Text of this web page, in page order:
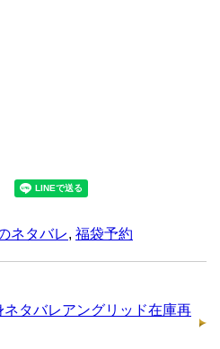
ネタバレ, 福袋予約
タバレアングリッド在庫再